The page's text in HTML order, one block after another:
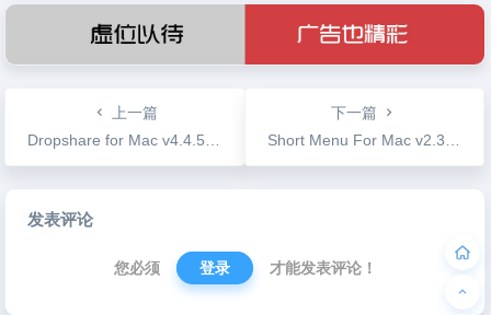
上一篇
Dropshare for Mac v4.4.5 打造个人的云存储
下一篇
Short Menu For Mac v2.3 最好用的短网址生成器
发表评论
您必须 登录 才能发表评论！